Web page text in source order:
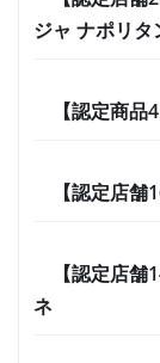
ジャ ナポリタ
【認定商
【認定店
【認定店
ネ